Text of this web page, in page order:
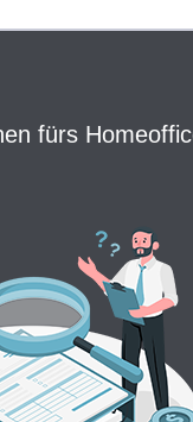
fürs